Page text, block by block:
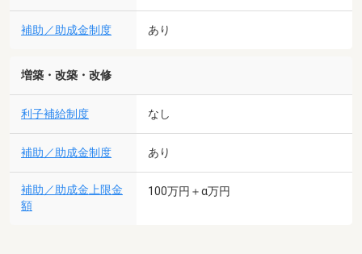
補助／助成金制度 あり
増築・改築・改修
利子補給制度 なし
補助／助成金制度 あり
補助／助成金上限金
額
100万円＋α万円